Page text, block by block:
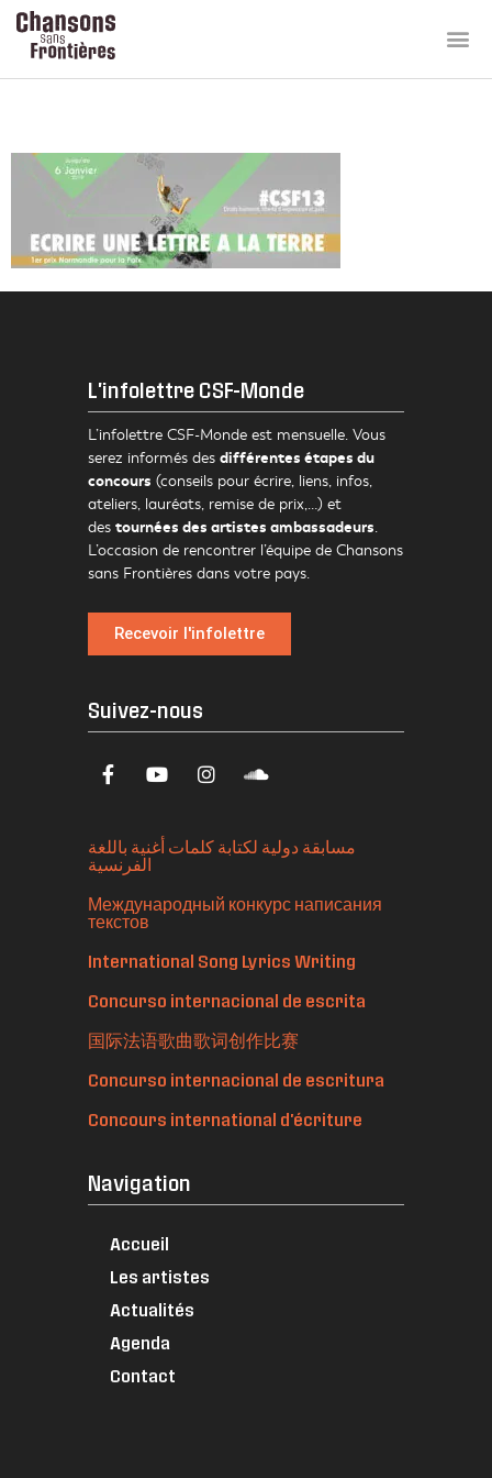
L'infolettre CSF-Monde
L’infolettre CSF-Monde est mensuelle. Vous
serez informés des différentes étapes du
concours (conseils pour écrire, liens, infos,
ateliers, lauréats, remise de prix,…) et
des tournées des artistes ambassadeurs.
L’occasion de rencontrer l’équipe de Chansons
sans Frontières dans votre pays.
Recevoir l'infolettre
Suivez-nous
مسابقة دولية لكتابة كلمات أغنية باللغة
الفرنسية
Международный конкурс написания
текстов
International Song Lyrics Writing
Concurso internacional de escrita
国际法语歌曲歌词创作比赛
Concurso internacional de escritura
Concours international d'écriture
Navigation
Accueil
Les artistes
Actualités
Agenda
Contact